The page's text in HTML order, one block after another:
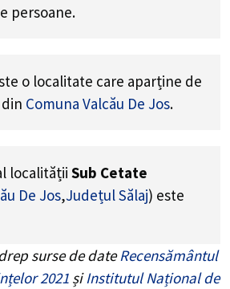
persoane.
o localitate care aparține de
Comuna Valcău De Jos.
localității Sub Cetate
De Jos,Județul Sălaj) este
surse de dateRecensământul
2021 șiInstitutul Național de